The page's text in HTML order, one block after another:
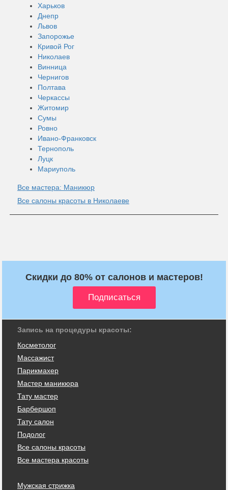
Харьков
Днепр
Львов
Запорожье
Кривой Рог
Николаев
Винница
Чернигов
Полтава
Черкассы
Житомир
Сумы
Ровно
Ивано-Франковск
Тернополь
Луцк
Мариуполь
Все мастера: Маникюр
Все салоны красоты в Николаеве
Скидки до 80% от салонов и мастеров!
Запись на процедуры красоты:
Косметолог
Массажист
Парикмахер
Мастер маникюра
Тату мастер
Барбершоп
Тату салон
Подолог
Все салоны красоты
Все мастера красоты
Мужская стрижка